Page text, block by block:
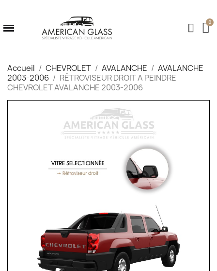
Accueil CHEVROLET AVALANCHE
AVALANCHE
2003-2006
RÉTROVISEUR DROIT A PEINDRE
CHEVROLET AVALANCHE 2003-2006